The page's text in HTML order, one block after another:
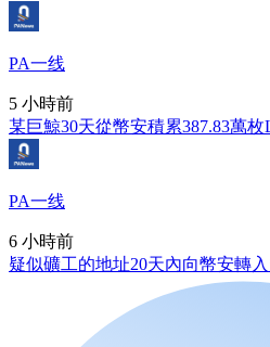
PA一线
5 小時前
某巨鯨30天從幣安積累387.83萬
PA一线
6 小時前
疑似礦工的地址20天內向幣安轉